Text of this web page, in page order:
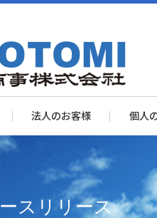
法人のお客様 個人
スリリース